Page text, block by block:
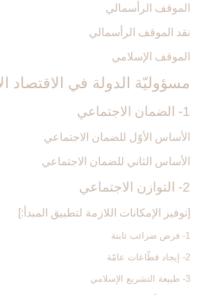
الموقف الرأسمالي
نقد الموقف الرأسمالي
الموقف الإسلامي
مسؤوليّة الدولة في الاقتصاد
1- الضمان الاجتماعي‏
الأساس الأوّل للضمان الاجتماعي
الأساس الثاني للضمان الاجتماعي
2- التوازن الاجتماعي‏
[توفير الإمكانات اللازمة لتطبيق المبدأ:]
1- فرض ضرائب ثابتة
2- إيجاد قطّاعات عامّة
3- طبيعة التشريع الإسلامي